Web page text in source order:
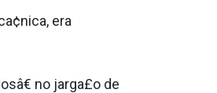
era
no jarga£o de